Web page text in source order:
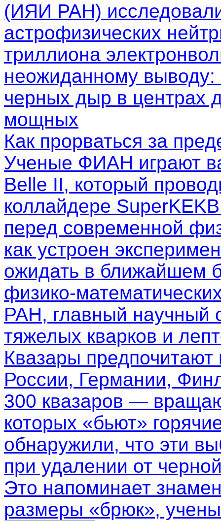
(ИЯИ РАН)
астрофизических
триллиона
неожиданному выводу:
черных дыр в центрах
мощных
Как прорваться за
Ученые ФИАН играют
Belle II, который
коллайдере
перед современной
как устроен
ожидать в ближайшем
физико-
РАН, главный научный
тяжелых кварков и
Квазары
России, Германии,
300 квазаров —
которых «бьют»
обнаружили, что эти
при удалении от
Это напоминает
размеры «брюк»,